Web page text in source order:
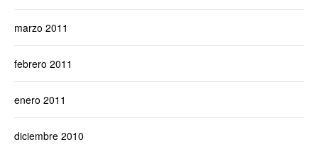
marzo 2011
febrero 2011
enero 2011
diciembre 2010